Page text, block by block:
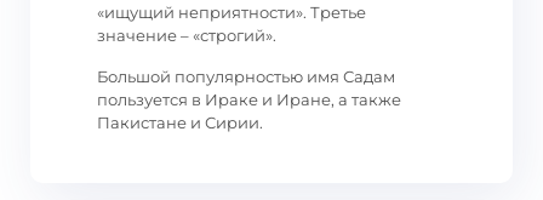
«ищущий неприятности». Третье
значение – «строгий».
Большой популярностью имя Садам
пользуется в Ираке и Иране, а также
Пакистане и Сирии.